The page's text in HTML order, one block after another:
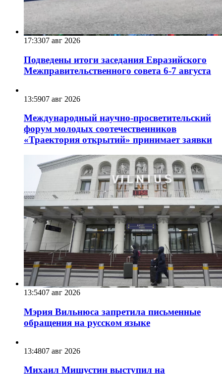
17:3307 авг 2026
Подведены итоги заседания Евразийского
Межправительственного совета 6-7 августа
13:5907 авг 2026
Международный научно-просветительский
форум молодых соотечественников
«Траектория открытий» принимает заявки
13:5407 авг 2026
Мэрия Вильнюса запретила письменные
обращения на русском языке
13:4807 авг 2026
Михаил Мишустин выступил на